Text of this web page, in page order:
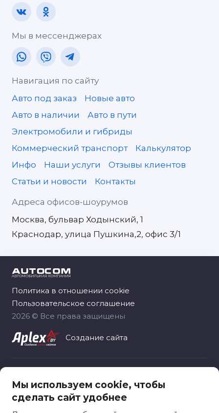
Адреса офисов-шоурумов
Москва, бульвар Ходынский, 1
Краснодар, улица Пушкина,2, офис 3/1
Мы в мессенджерах
Навигация по сайту
Авто под заказ
Новые авто
Авто в наличии
Авто в пути
Электромобили и гибриды
Коммерческий транспорт
Калькулятор
Инфо
Наши услуги
Отзывы клиентов
Статьи и новости
Контакты
Политика в отношении cookie
Пользовательское соглашение
2026 © Все права защищены
Создание сайта
«Автоком рус», зарегистрировано 06.11.2020
Москва, вн.тер.г. муниципальный округ
Ярославский, ул. Лосевская, д. 18
Мы используем cookie, чтобы
сделать сайт удобнее